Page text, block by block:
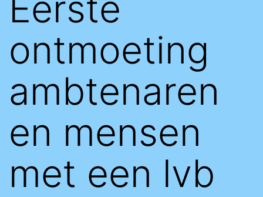
ontmoeting
ambtenaren
en mensen
met een lvb